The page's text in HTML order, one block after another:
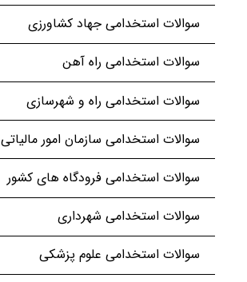
سوالات استخدامی جهاد کشاورزی
سوالات استخدامی راه آهن
سوالات استخدامی راه و شهرسازی
سوالات استخدامی سازمان امور مالیاتی
سوالات استخدامی فرودگاه های کشور
سوالات استخدامی شهرداری
سوالات استخدامی علوم پزشکی